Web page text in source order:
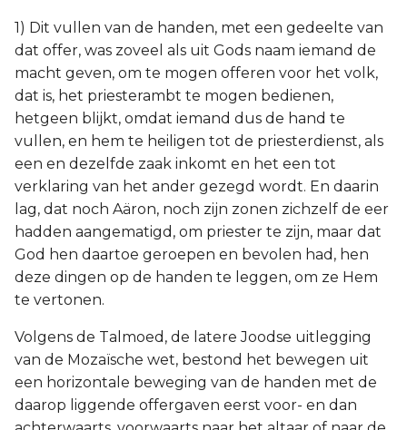
1) Dit vullen van de handen, met een gedeelte van
dat offer, was zoveel als uit Gods naam iemand de
macht geven, om te mogen offeren voor het volk,
dat is, het priesterambt te mogen bedienen,
hetgeen blijkt, omdat iemand dus de hand te
vullen, en hem te heiligen tot de priesterdienst, als
een en dezelfde zaak inkomt en het een tot
verklaring van het ander gezegd wordt. En daarin
lag, dat noch Aäron, noch zijn zonen zichzelf de eer
hadden aangematigd, om priester te zijn, maar dat
God hen daartoe geroepen en bevolen had, hen
deze dingen op de handen te leggen, om ze Hem
te vertonen.
Volgens de Talmoed, de latere Joodse uitlegging
van de Mozaïsche wet, bestond het bewegen uit
een horizontale beweging van de handen met de
daarop liggende offergaven eerst voor- en dan